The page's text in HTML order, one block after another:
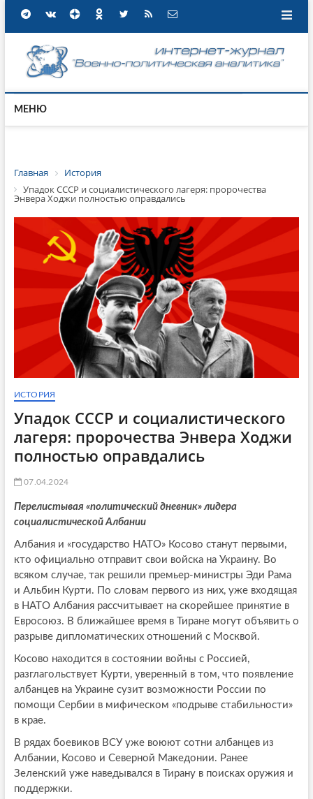
МЕНЮ
Главная
История
Упадок СССР и социалистического лагеря: пророчества
Энвера Ходжи полностью оправдались
ИСТОРИЯ
Упадок СССР и социалистического
лагеря: пророчества Энвера Ходжи
полностью оправдались
07.04.2024
Перелистывая «политический дневник» лидера
социалистической Албании
Албания и «государство НАТО» Косово станут первыми,
кто официально отправит свои войска на Украину. Во
всяком случае, так решили премьер-министры Эди Рама
и Альбин Курти. По словам первого из них, уже входящая
в НАТО Албания рассчитывает на скорейшее принятие в
Евросоюз. В ближайшее время в Тиране могут объявить о
разрыве дипломатических отношений с Москвой.
Косово находится в состоянии войны с Россией,
разглагольствует Курти, уверенный в том, что появление
албанцев на Украине сузит возможности России по
помощи Сербии в мифическом «подрыве стабильности»
в крае.
В рядах боевиков ВСУ уже воюют сотни албанцев из
Албании, Косово и Северной Македонии. Ранее
Зеленский уже наведывался в Тирану в поисках оружия и
поддержки.